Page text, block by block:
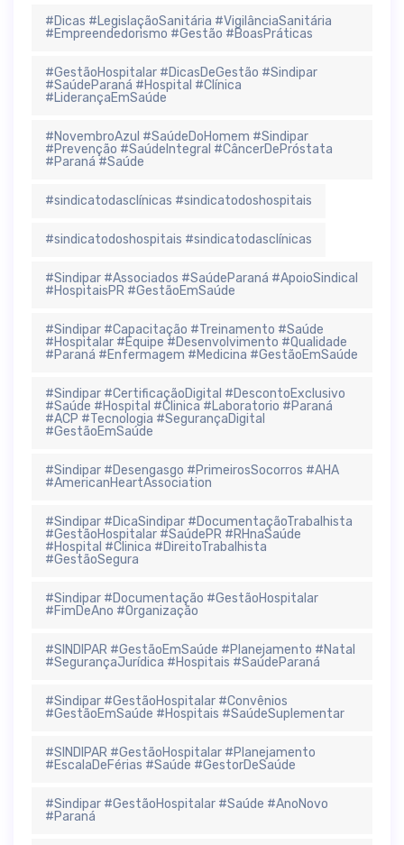
#Dicas #LegislaçãoSanitária #VigilânciaSanitária
#Empreendedorismo #Gestão #BoasPráticas
#GestãoHospitalar #DicasDeGestão #Sindipar
#SaúdeParaná #Hospital #Clínica
#LiderançaEmSaúde
#NovembroAzul #SaúdeDoHomem #Sindipar
#Prevenção #SaúdeIntegral #CâncerDePróstata
#Paraná #Saúde
#sindicatodasclínicas #sindicatodoshospitais
#sindicatodoshospitais #sindicatodasclínicas
#Sindipar #Associados #SaúdeParaná #ApoioSindical
#HospitaisPR #GestãoEmSaúde
#Sindipar #Capacitação #Treinamento #Saúde
#Hospitalar #Equipe #Desenvolvimento #Qualidade
#Paraná #Enfermagem #Medicina #GestãoEmSaúde
#Sindipar #CertificaçãoDigital #DescontoExclusivo
#Saúde #Hospital #Clinica #Laboratorio #Paraná
#ACP #Tecnologia #SegurançaDigital
#GestãoEmSaúde
#Sindipar #Desengasgo #PrimeirosSocorros #AHA
#AmericanHeartAssociation
#Sindipar #DicaSindipar #DocumentaçãoTrabalhista
#GestãoHospitalar #SaúdePR #RHnaSaúde
#Hospital #Clinica #DireitoTrabalhista
#GestãoSegura
#Sindipar #Documentação #GestãoHospitalar
#FimDeAno #Organização
#SINDIPAR #GestãoEmSaúde #Planejamento #Natal
#SegurançaJurídica #Hospitais #SaúdeParaná
#Sindipar #GestãoHospitalar #Convênios
#GestãoEmSaúde #Hospitais #SaúdeSuplementar
#SINDIPAR #GestãoHospitalar #Planejamento
#EscalaDeFérias #Saúde #GestorDeSaúde
#Sindipar #GestãoHospitalar #Saúde #AnoNovo
#Paraná